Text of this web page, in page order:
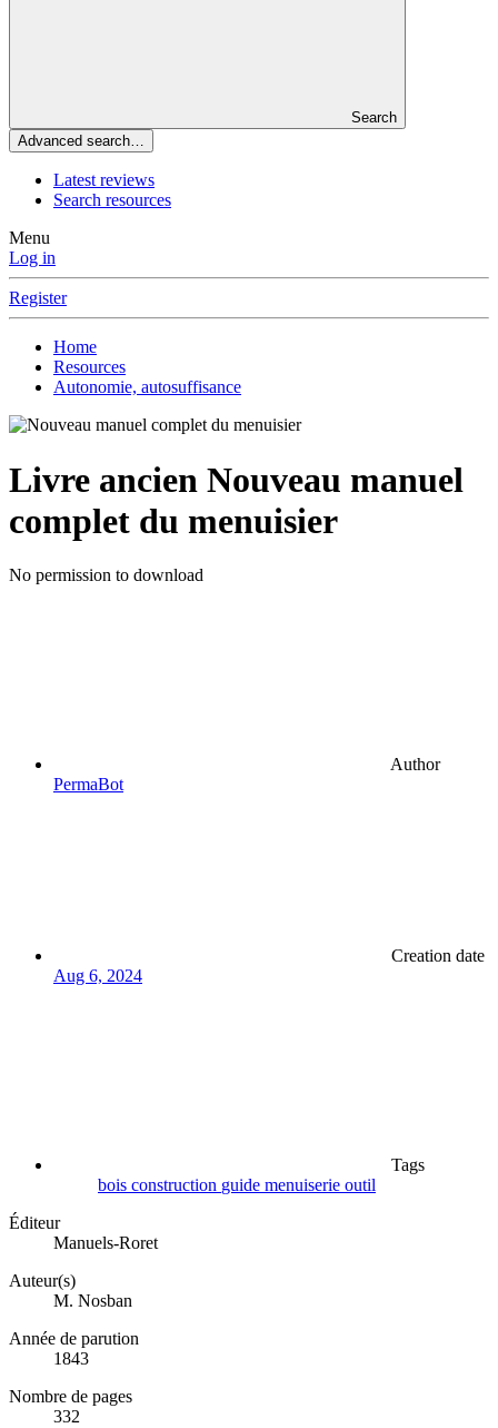
Search
Advanced search…
Latest reviews
Search resources
Menu
Log in
Register
Home
Resources
Autonomie, autosuffisance
Livre ancien Nouveau manuel
complet du menuisier
No permission to download
Author
PermaBot
Creation date
Aug 6, 2024
Tags
bois construction guide menuiserie outil
Éditeur
Manuels-Roret
Auteur(s)
M. Nosban
Année de parution
1843
Nombre de pages
332